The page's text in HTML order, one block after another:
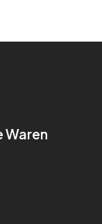
Waren